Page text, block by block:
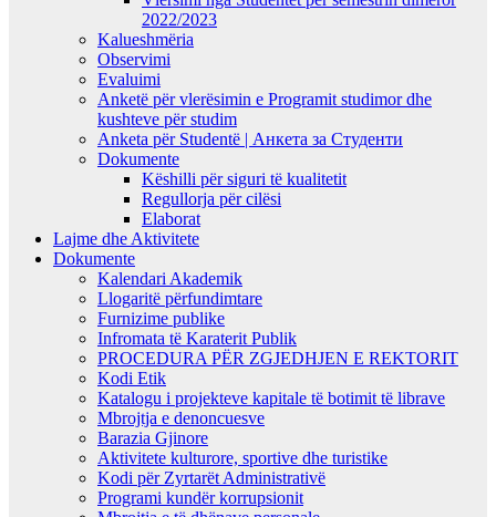
2022/2023
Kalueshmëria
Observimi
Evaluimi
Anketë për vlerësimin e Programit studimor dhe
kushteve për studim
Anketa për Studentë | Анкета за Студенти
Dokumente
Këshilli për siguri të kualitetit
Regullorja për cilësi
Elaborat
Lajme dhe Aktivitete
Dokumente
Kalendari Akademik
Llogaritë përfundimtare
Furnizime publike
Infromata të Karaterit Publik
PROCEDURA PËR ZGJEDHJEN E REKTORIT
Kodi Etik
Katalogu i projekteve kapitale të botimit të librave
Mbrojtja e denoncuesve
Barazia Gjinore
Aktivitete kulturore, sportive dhe turistike
Kodi për Zyrtarët Administrativë
Programi kundër korrupsionit